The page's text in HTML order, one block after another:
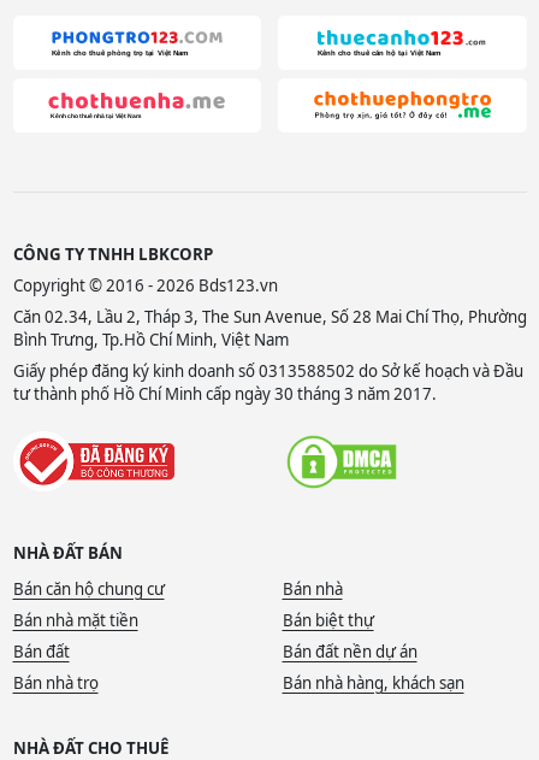
CÔNG TY TNHH LBKCORP
Copyright © 2016 - 2026 Bds123.vn
Căn 02.34, Lầu 2, Tháp 3, The Sun Avenue, Số 28 Mai Chí Thọ, Phường
Bình Trưng, Tp.Hồ Chí Minh, Việt Nam
Giấy phép đăng ký kinh doanh số 0313588502 do Sở kế hoạch và Đầu
tư thành phố Hồ Chí Minh cấp ngày 30 tháng 3 năm 2017.
NHÀ ĐẤT BÁN
Bán căn hộ chung cư
Bán nhà
Bán nhà mặt tiền
Bán biệt thự
Bán đất
Bán đất nền dự án
Bán nhà trọ
Bán nhà hàng, khách sạn
NHÀ ĐẤT CHO THUÊ